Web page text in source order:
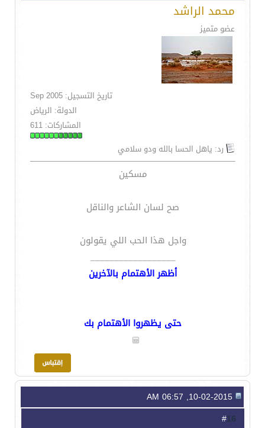
محمد الراشد
عضو متميز
تاريخ التسجيل: Sep 2005
الدولة: الرياض
المشاركات: 611
رد: ياهل الحسا بالله ودو سلامي
مسكين
صح لسان الشاعر والناقل
واجل هذا الحب اللي يقولون
__________________
أظهر الأهتمام بالآخرين
حتى يظهروا الأهتمام بك
16